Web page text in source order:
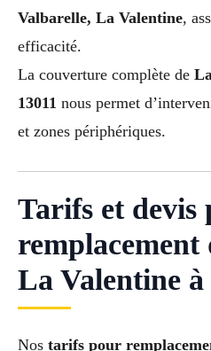
Valbarelle, La Valentine,
efficacité.
La couverture complète de
13011 nous permet
et zones périphériques.
Tarifs et devis
remplacement
La Valentine
Nos tarifs pour